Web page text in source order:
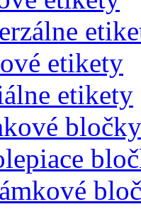
etikety
etikety
bločky